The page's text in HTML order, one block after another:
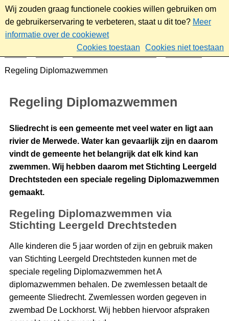
Wij zouden graag functionele cookies willen gebruiken om
de gebruikerservaring te verbeteren, staat u dit toe? Meer
informatie over de cookiewet
Cookies toestaan
Cookies niet toestaan
Ontmoeten & meedoen
Subsidies
Regeling Diplomazwemmen
Regeling Diplomazwemmen
Sliedrecht is een gemeente met veel water en ligt aan
rivier de Merwede. Water kan gevaarlijk zijn en daarom
vindt de gemeente het belangrijk dat elk kind kan
zwemmen. Wij hebben daarom met Stichting Leergeld
Drechtsteden een speciale regeling Diplomazwemmen
gemaakt.
Regeling Diplomazwemmen via
Stichting Leergeld Drechtsteden
Alle kinderen die 5 jaar worden of zijn en gebruik maken
van Stichting Leergeld Drechtsteden kunnen met de
speciale regeling Diplomazwemmen het A
diplomazwemmen behalen. De zwemlessen betaalt de
gemeente Sliedrecht. Zwemlessen worden gegeven in
zwembad De Lockhorst. Wij hebben hiervoor afspraken